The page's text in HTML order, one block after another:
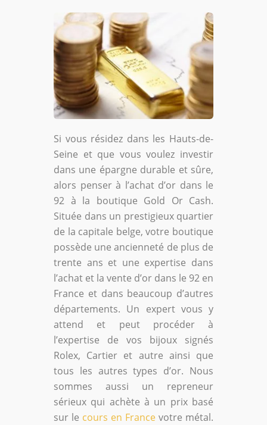
Si vous résidez dans les Hauts-de-
Seine et que vous voulez investir
dans une épargne durable et sûre,
alors penser à l’achat d’or dans le
92 à la boutique Gold Or Cash.
Située dans un prestigieux quartier
de la capitale belge, votre boutique
possède une ancienneté de plus de
trente ans et une expertise dans
l’achat et la vente d’or dans le 92 en
France et dans beaucoup d’autres
départements. Un expert vous y
attend et peut procéder à
l’expertise de vos bijoux signés
Rolex, Cartier et autre ainsi que
tous les autres types d’or. Nous
sommes aussi un repreneur
sérieux qui achète à un prix basé
sur le cours en France votre métal.